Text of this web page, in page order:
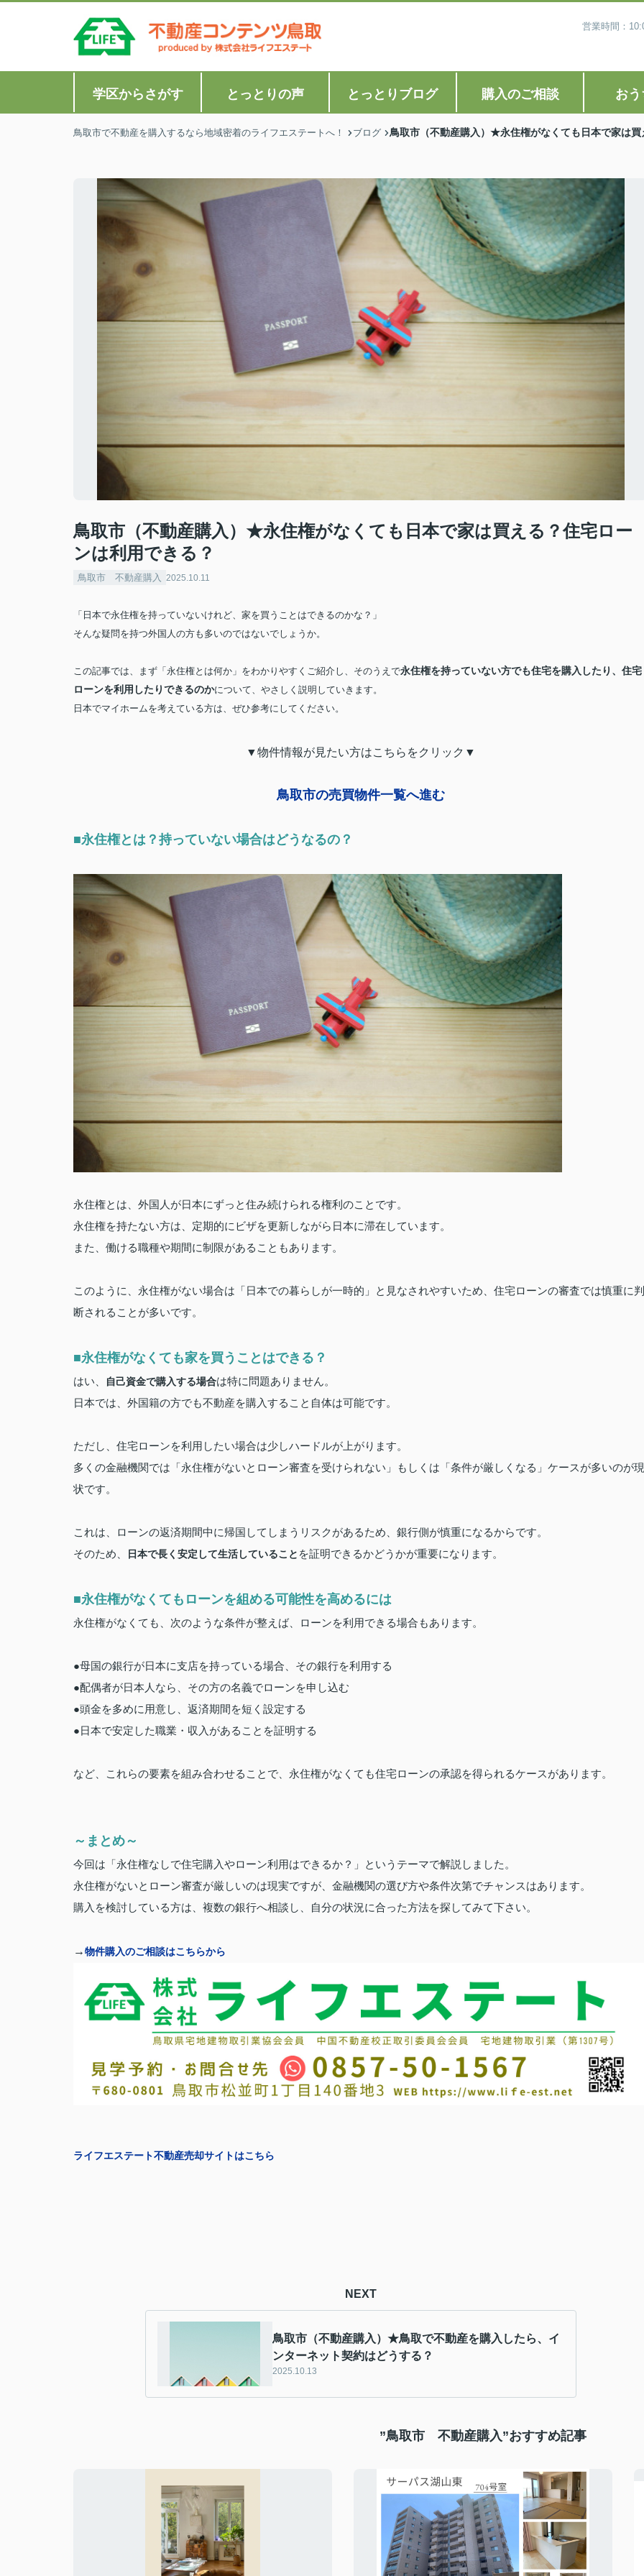
営業時間：
学区からさがす とっとりの声 とっとりブログ 購入のご相談 お
鳥取市で不動産を購入するなら地域密着のライフエステートへ！ ブログ 鳥取市（不動産購入）★永住権がなくても日本で家は
鳥取市（不動産購入）★永住権がなくても日本で家は買える？住宅ロー
ンは利用できる？
鳥取市 不動産購入 2025.10.11
「日本で永住権を持っていないけれど、家を買うことはできるのかな？」
そんな疑問を持つ外国人の方も多いのではないでしょうか。
この記事では、まず「永住権とは何か」をわかりやすくご紹介し、そのうえで永住権を持っていない方でも住宅を購入したり、住宅
ローンを利用したりできるのかについて、やさしく説明していきます。
日本でマイホームを考えている方は、ぜひ参考にしてください。
▼物件情報が見たい方はこちらをクリック▼
鳥取市の売買物件一覧へ進む
■永住権とは？持っていない場合はどうなるの？
永住権とは、外国人が日本にずっと住み続けられる権利のことです。
永住権を持たない方は、定期的にビザを更新しながら日本に滞在しています。
また、働ける職種や期間に制限があることもあります。
このように、永住権がない場合は「日本での暮らしが一時的」と見なされやすいため、住宅ローンの審査では慎重に判
断されることが多いです。
■永住権がなくても家を買うことはできる？
はい、 自己資金で購入する場合は特に問題ありません。
日本では、外国籍の方でも不動産を購入すること自体は可能です。
ただし、住宅ローンを利用したい場合は少しハードルが上がります。
多くの金融機関では「永住権がないとローン審査を受けられない」もしくは「条件が厳しくなる」ケースが多いのが現
状です。
これは、ローンの返済期間中に帰国してしまうリスクがあるため、銀行側が慎重になるからです。
そのため、
日本で長く安定して生活していること を証明できるかどうかが重要になります。
■永住権がなくてもローンを組める可能性を高めるには
永住権がなくても、次のような条件が整えば、ローンを利用できる場合もあります。
●母国の銀行が日本に支店を持っている場合、その銀行を利用する
●配偶者が日本人なら、その方の名義でローンを申し込む
●頭金を多めに用意し、返済期間を短く設定する
●日本で安定した職業・収入があることを証明する
など、これらの要素を組み合わせることで、永住権がなくても住宅ローンの承認を得られるケースがあります。
～まとめ～
今回は「永住権なしで住宅購入やローン利用はできるか？」というテーマで解説しました。
永住権がないとローン審査が厳しいのは現実ですが、金融機関の選び方や条件次第でチャンスはあります。
購入を検討している方は、複数の銀行へ相談し、自分の状況に合った方法を探してみて下さい。
→物件購入のご相談はこちらから
ライフエステート不動産売却サイトはこちら
NEXT
鳥取市（不動産購入）★鳥取で不動産を購入したら、イ
ンターネット契約はどうする？
2025.10.13
”鳥取市 不動産購入”おすすめ記事